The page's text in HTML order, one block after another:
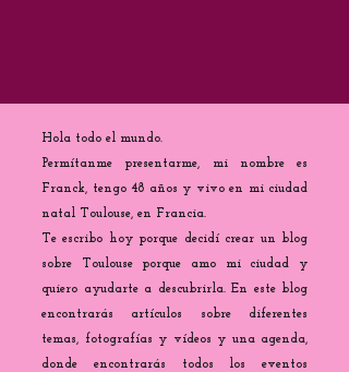
Hola todo el mundo.
Permítanme presentarme, mi nombre es
Franck, tengo 48 años y vivo en mi ciudad
natal Toulouse, en Francia.
Te escribo hoy porque decidí crear un blog
sobre Toulouse porque amo mi ciudad y
quiero ayudarte a descubrirla. En este blog
encontrarás artículos sobre diferentes
temas, fotografías y vídeos y una agenda,
donde encontrarás todos los eventos